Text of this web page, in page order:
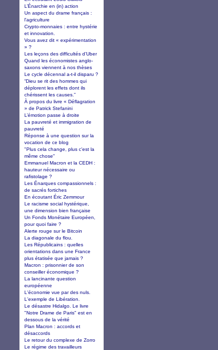
L’Énarchie en (in) action
Un aspect du drame français :
l'agriculture
Crypto-monnaies : entre hystérie
et innovation.
Vous avez dit « expérimentation
» ?
Les leçons des difficultés d’Uber
Quand les économistes anglo-
saxons viennent à nos thèses
Le cycle décennal a-t-il disparu ?
“Dieu se rit des hommes qui
déplorent les effets dont ils
chérissent les causes.”
À propos du livre « Déflagration
» de Patrick Stefanini
L’émotion passe à droite
La pauvreté et immigration de
pauvreté
Réponse à une question sur la
vocation de ce blog
"Plus cela change, plus c'est la
même chose"
Emmanuel Macron et la CEDH :
hauteur nécessaire ou
rafistolage ?
Les Énarques compassionnels :
de sacrés fortiches
En écoutant Éric Zemmour
Le racisme social hystérique,
une dimension bien française
Un Fonds Monétaire Européen,
pour quoi faire ?
Alerte rouge sur le Bitcoin
La diagonale du flou.
Les Républicains : quelles
orientations dans une France
plus étatisée que jamais ?
Macron : prisonnier de son
conseiller économique ?
La lancinante question
européenne
L'économie vue par des nuls.
L'exemple de Libération.
Le désastre Hidalgo. Le livre
"Notre Drame de Paris" est en
dessous de la vérité
Plan Macron : accords et
désaccords
Le retour du complexe de Zorro
Le régime des travailleurs